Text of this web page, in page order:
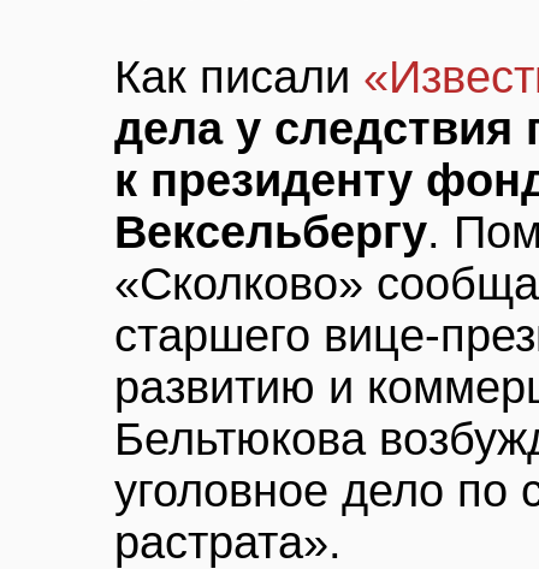
Как писали
дела у
к президенту
Вексельбергу.
«Сколково»
старшего вице-
развитию и
Бельтюкова
уголовное дело по
растрата».